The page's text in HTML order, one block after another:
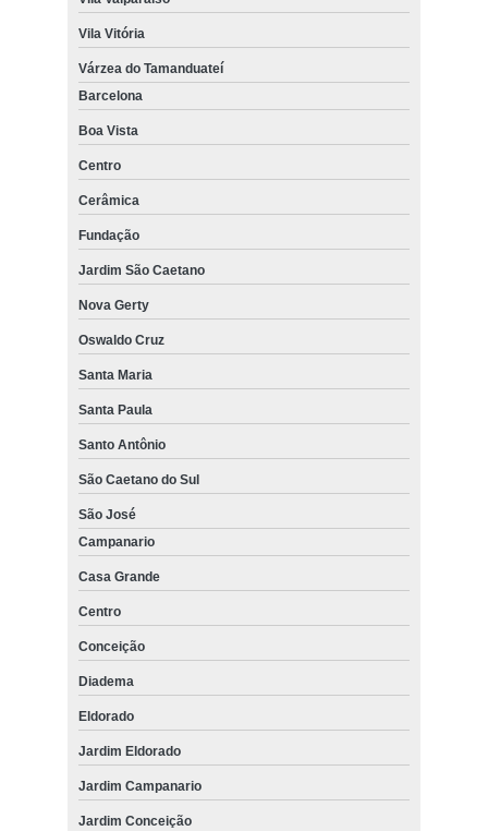
Vila Vitória
Várzea do Tamanduateí
Barcelona
Boa Vista
Centro
Cerâmica
Fundação
Jardim São Caetano
Nova Gerty
Oswaldo Cruz
Santa Maria
Santa Paula
Santo Antônio
São Caetano do Sul
São José
Campanario
Casa Grande
Centro
Conceição
Diadema
Eldorado
Jardim Eldorado
Jardim Campanario
Jardim Conceição